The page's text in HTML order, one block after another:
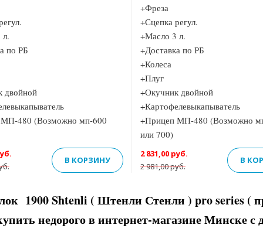
по РБ
двойной
480 (Возможно мп-600
В КОРЗИНУ
+Фреза
+Сцепка регул.
+Масло 3 л.
+Доставка по РБ
+Колеса
+Плуг
+Окучник двойной
+Картофелевыкапыватель
+Прицеп МП-480 (Возможно
или 700)
2 981,00 руб.
2 831,00 руб.
В
1900 Shtenli ( Штенли Стенли ) pro series (
недорого в интернет-магазине Минске с